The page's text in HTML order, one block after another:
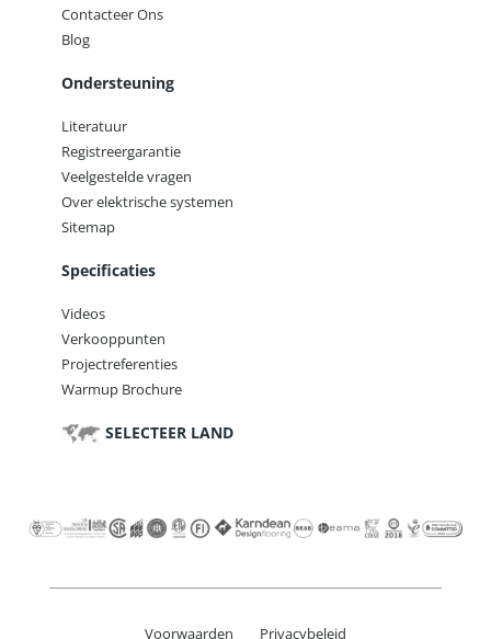
Contacteer Ons
Blog
Ondersteuning
Literatuur
Registreergarantie
Veelgestelde vragen
Over elektrische systemen
Sitemap
Specificaties
Videos
Verkooppunten
Projectreferenties
Warmup Brochure
SELECTEER LAND
Voorwaarden Privacybeleid